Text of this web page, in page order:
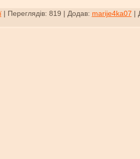
| Переглядів: 819 Додав: marije4ka07